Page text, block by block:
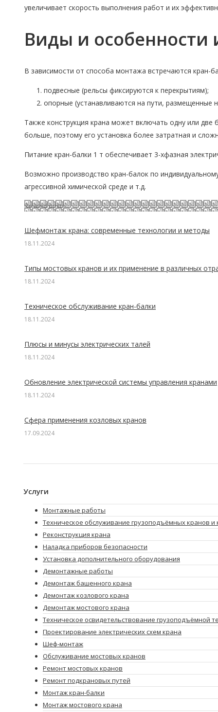
увеличивает скорость выполнения работ и их
Виды и особенности
В зависимости от способа монтажа встречаются кран-
подвесные (рельсы фиксируются к перекрытиям);
опорные (устанавливаются на пути, размещенные
Также конструкция крана может включать одну или
больше, поэтому его установка более затратная и
Питание кран-балки 1 т обеспечивает 3-хфазная
Возможно производство кран-балок по
агрессивной химической среде и т.д.
Related posts
Шефмонтаж крана: современные технологии и методы
18.11.2024
Типы мостовых кранов и их применение в различных
18.11.2024
Техническое обслуживание кран-балки
18.11.2024
Плюсы и минусы электрических талей
18.11.2024
Обновление электрической системы управления кранами
18.11.2024
Сфера применения козловых кранов
17.09.2024
Услуги
Монтажные работы
Техническое обслуживание грузоподъёмных кранов и
Реконструкция крана
Наладка приборов безопасности
Установка дополнительного оборудования
Демонтажные работы
Демонтаж башенного крана
Демонтаж козлового крана
Демонтаж мостового крана
Техническое освидетельствование грузоподъёмной
Проектирование электрических схем крана
Шеф-монтаж
Обслуживание мостовых кранов
Ремонт мостовых кранов
Ремонт подкрановых путей
Монтаж кран-балки
Монтаж мостового крана